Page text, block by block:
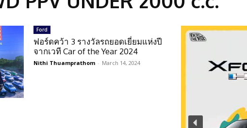
Ford
ฟอร์ดคว้า 3 รางวัลรถยอดเยี่ยมแห่งปี
จากเวที Car of the Year 2024
Nithi Thuamprathom - March 14, 2024